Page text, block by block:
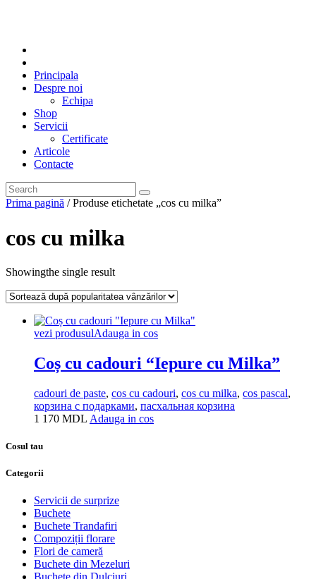
Principala
Despre noi
Echipa
Shop
Servicii
Certificate
Articole
Contacte
Prima pagină / Produse etichetate „cos cu milka”
cos cu milka
Showingthe single result
vezi produsulAdauga in cos
Сoș cu cadouri “Iepure cu Milka”
cadouri de paste, cos cu cadouri, cos cu milka, cos pascal,
корзина с подарками, пасхальная корзина
1 170 MDL Adauga in cos
Cosul tau
Categorii
Servicii de surprize
Buchete
Buchete Trandafiri
Compoziții florare
Flori de cameră
Buchete din Mezeluri